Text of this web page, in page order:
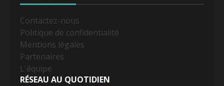
Contactez-nous
Politique de confidentialité
Mentions légales
Partenaires
L'équipe
RÉSEAU AU QUOTIDIEN